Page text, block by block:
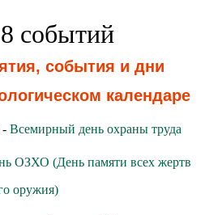
событий
события и дни
календаре
- Всемирный день охраны труда
ОЗХО (День памяти всех жертв
оружия)